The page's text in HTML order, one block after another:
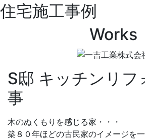
住宅施工事例
Works
S邸 キッチンリフ
事
木のぬくもりを感じる家・・・
築８０年ほどの古民家のイメージを